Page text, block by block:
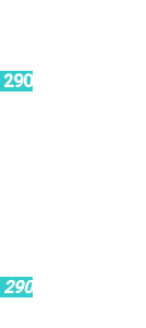
290
290